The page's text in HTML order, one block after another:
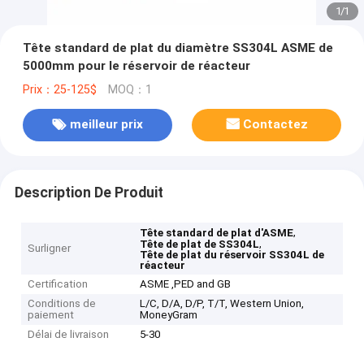
1/1
Tête standard de plat du diamètre SS304L ASME de
5000mm pour le réservoir de réacteur
Prix：25-125$ MOQ：1
meilleur prix Contactez
Description De Produit
Surligner
Tête standard de plat d'ASME,
Tête de plat de SS304L,
Tête de plat du réservoir SS304L de
réacteur
Certification
ASME ,PED and GB
Conditions de
paiement
L/C, D/A, D/P, T/T, Western Union,
MoneyGram
Délai de livraison
5-30